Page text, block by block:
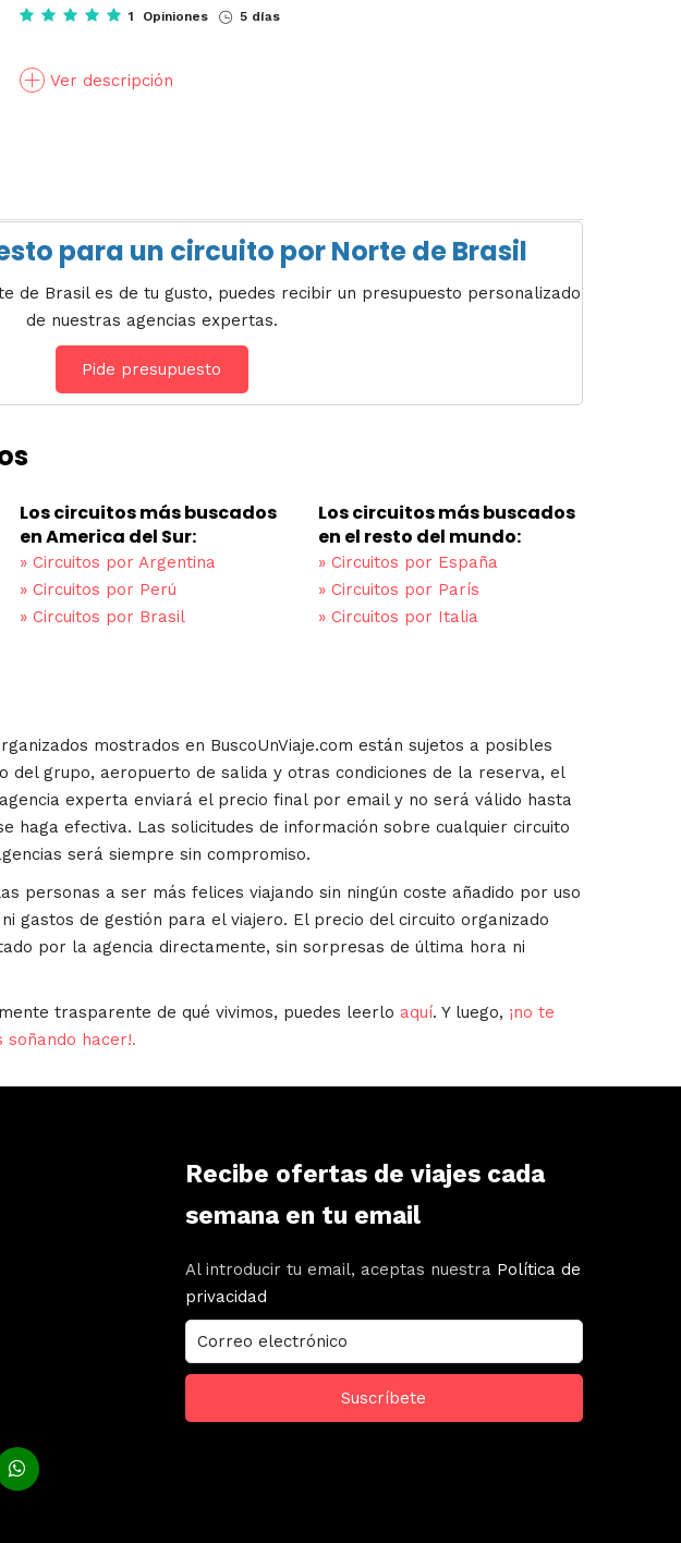
1 Opiniones 5 días
Ver descripción
para un circuito por Norte de Brasil
de Brasil es de tu gusto, puedes recibir un presupuesto personalizado
de nuestras agencias expertas.
Pide presupuesto
Los circuitos más buscados
en America del Sur:
»Circuitos por Argentina
»Circuitos por Perú
»Circuitos por Brasil
Los circuitos más buscados
en el resto del mundo:
» Circuitos por España
» Circuitos por París
» Circuitos por Italia
mostrados en BuscoUnViaje.com están sujetos a posibles
del grupo, aeropuerto de salida y otras condiciones de la reserva, el
experta enviará el precio final por email y no será válido hasta
haga efectiva. Las solicitudes de información sobre cualquier circuito
será siempre sin compromiso.
personas a ser más felices viajando sin ningún coste añadido por uso
gastos de gestión para el viajero. El precio del circuito organizado
por la agencia directamente, sin sorpresas de última hora ni
trasparente de qué vivimos, puedes leerlo aquí. Y luego, ¡no te
soñando hacer!.
Recibe ofertas de viajes cada
semana en tu email
Al introducir tu email, aceptas nuestra Política de
privacidad